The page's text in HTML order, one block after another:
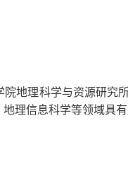
院地理科学与资源研
理信息科学等领域具